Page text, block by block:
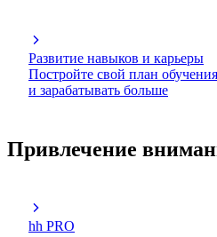
Развитие навыков и карьеры
Постройте свой план
и зарабатывать больше
Привлечение
hh PRO